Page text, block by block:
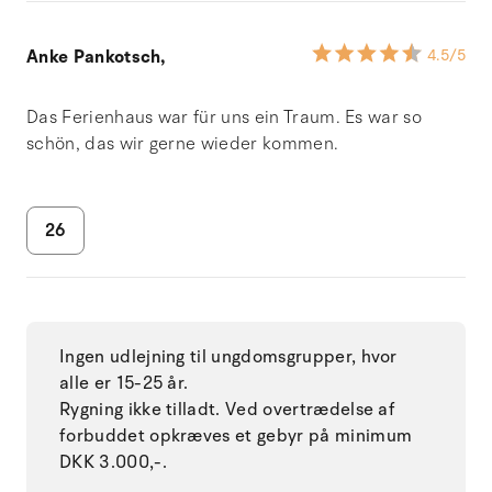
Anke Pankotsch, 4.5/5
Das Ferienhaus war für uns ein Traum. Es war so
schön, das wir gerne wieder kommen.
26
Ingen udlejning til ungdomsgrupper, hvor
alle er 15-25 år.
Rygning ikke tilladt. Ved overtrædelse af
forbuddet opkræves et gebyr på minimum
DKK 3.000,-.